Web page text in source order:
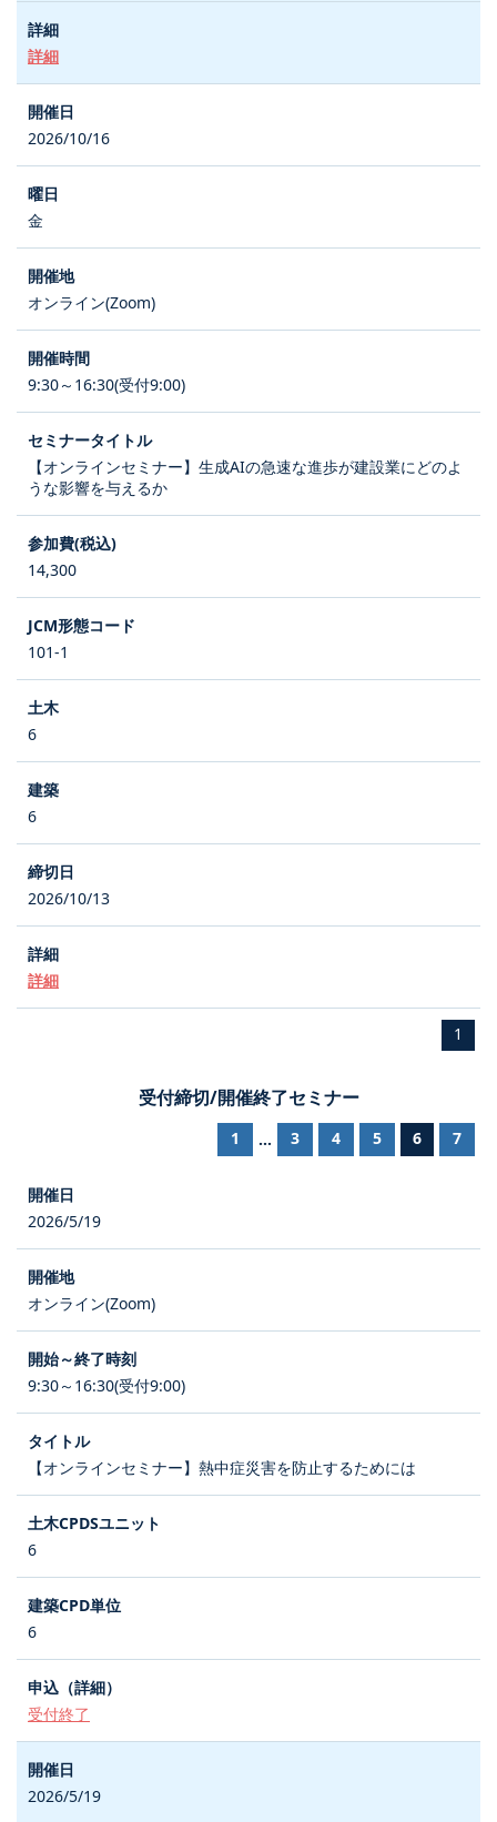
詳細
2026/10/16
金
オンライン(Zoom)
9:30～16:30(受付9:00)
【オンラインセミナー】生成AIの急速な進歩が建設業にどのよ
うな影響を与えるか
14,300
101-1
6
6
2026/10/13
詳細
1
受付締切/開催終了セミナー
1 ... 3 4 5 6 7
2026/5/19
オンライン(Zoom)
9:30～16:30(受付9:00)
【オンラインセミナー】熱中症災害を防止するためには
6
6
受付終了
2026/5/19